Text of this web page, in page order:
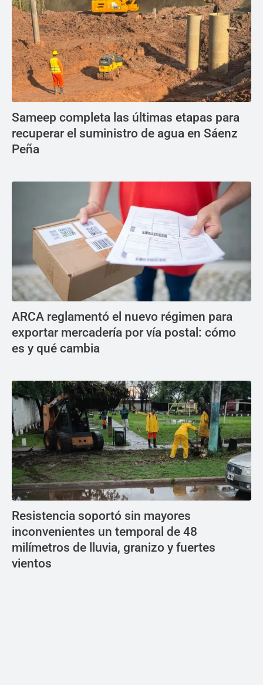
Sameep completa las últimas etapas para
recuperar el suministro de agua en Sáenz
Peña
ARCA reglamentó el nuevo régimen para
exportar mercadería por vía postal: cómo
es y qué cambia
Resistencia soportó sin mayores
inconvenientes un temporal de 48
milímetros de lluvia, granizo y fuertes
vientos